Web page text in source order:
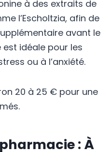
à des extraits de
l’Escholtzia, afin de
avant le
idéale pour les
ou à l’anxiété.
20 à 25 € pour une
: À